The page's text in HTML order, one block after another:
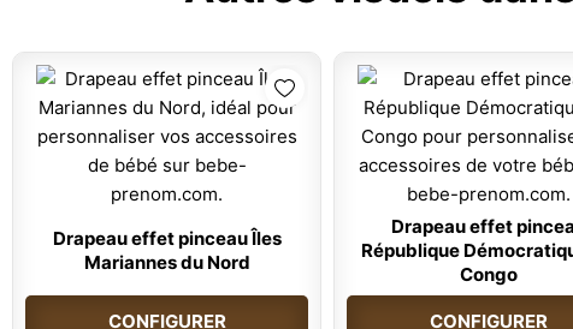
Drapeau effet pinceau Îles
Mariannes du Nord
CONFIGURER
Drapeau effet
République
Congo
CONFIGURER